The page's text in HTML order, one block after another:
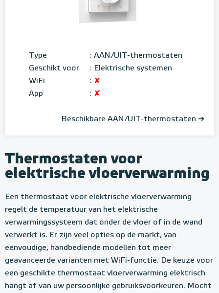
Type : AAN/UIT-thermostaten
Geschikt voor
: Elektrische systemen
WiFi
: ✘
App
: ✘
Beschikbare AAN/UIT-thermostaten ➔
Thermostaten voor
elektrische vloerverwarming
Een thermostaat voor elektrische vloerverwarming
regelt de temperatuur van het elektrische
verwarmingssysteem dat onder de vloer of in de wand
verwerkt is. Er zijn veel opties op de markt, van
eenvoudige, handbediende modellen tot meer
geavanceerde varianten met WiFi-functie. De keuze voor
een geschikte thermostaat vloerverwarming elektrisch
hangt af van uw persoonlijke gebruiksvoorkeuren. Mocht